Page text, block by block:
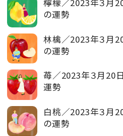
檸檬／2023年３月20
の運勢
林檎／2023年３月20
の運勢
苺／2023年３月20日
運勢
白桃／2023年３月20
の運勢